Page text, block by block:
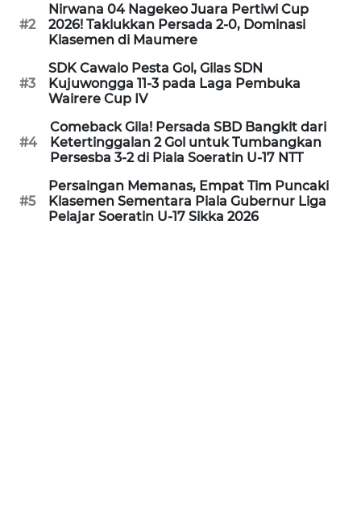
#2
Nirwana 04 Nagekeo Juara Pertiwi Cup
2026! Taklukkan Persada 2-0, Dominasi
Klasemen di Maumere
#3
SDK Cawalo Pesta Gol, Gilas SDN
Kujuwongga 11-3 pada Laga Pembuka
Wairere Cup IV
#4
Comeback Gila! Persada SBD Bangkit dari
Ketertinggalan 2 Gol untuk Tumbangkan
Persesba 3-2 di Piala Soeratin U-17 NTT
#5
Persaingan Memanas, Empat Tim Puncaki
Klasemen Sementara Piala Gubernur Liga
Pelajar Soeratin U-17 Sikka 2026
WN
JATIM
WN
BALI
WN
KALBAR
WN
KALTENG